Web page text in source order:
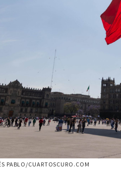
PABLO/CUARTOSCURO.COM